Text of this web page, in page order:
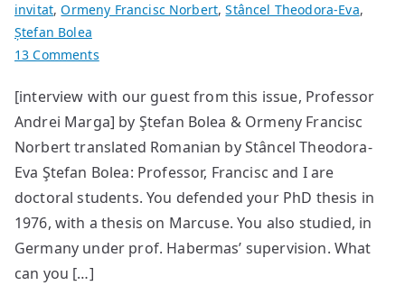
invitat,Ormeny Francisc Norbert,Stâncel Theodora-Eva,
Ștefan Bolea
13 Commentson
Andrei
Marga
[interview with our guest from this issue, Professor
Andrei Marga] by Ştefan Bolea & Ormeny Francisc
Norbert translated Romanian by Stâncel Theodora-
Eva Ştefan Bolea: Professor, Francisc and I are
doctoral students. You defended your PhD thesis in
1976, with a thesis on Marcuse. You also studied, in
Germany under prof. Habermas’ supervision. What
can you […]